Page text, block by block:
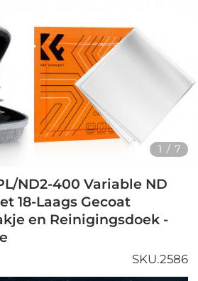
1 / 7
ND2-400 Variable ND
18-Laags Gecoat
en Reinigingsdoek -
SKU.2586